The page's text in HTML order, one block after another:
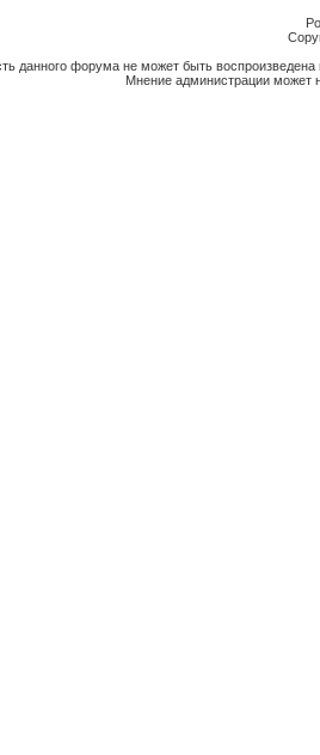
данного форума не может быть
Мнение администрации может